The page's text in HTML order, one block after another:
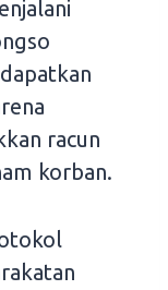
racun
korban.